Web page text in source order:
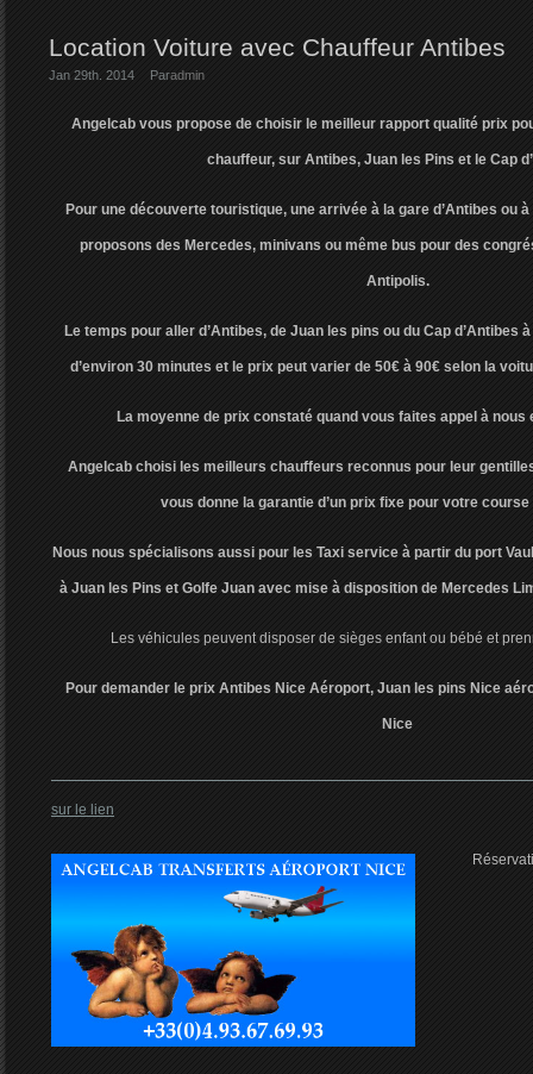
Location Voiture avec Chauffeur Antibes
Jan 29th. 2014 Paradmin
Angelcab vous propose de choisir le meilleur rapport qualité prix
chauffeur, sur Antibes, Juan les Pins et le Cap
Pour une découverte touristique, une arrivée à la gare d’Antibes ou
proposons des Mercedes, minivans ou même bus pour des
Antipolis.
Le temps pour aller d’Antibes, de Juan les pins ou du Cap d’Antibes
d’environ 30 minutes et le prix peut varier de 50€ à 90€ selon la
La moyenne de prix constaté quand vous faites appel à nous
Angelcab choisi les meilleurs chauffeurs reconnus pour leur
vous donne la garantie d’un prix fixe pour votre
Nous nous spécialisons aussi pour les Taxi service à partir du port
à Juan les Pins et Golfe Juan avec mise à disposition de Mercedes
Les véhicules peuvent disposer de sièges enfant ou bébé et
Pour demander le prix Antibes Nice Aéroport, Juan les pins Nice
Nice
sur le lien